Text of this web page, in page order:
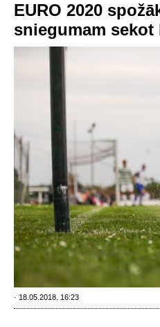
EURO 2020
sniegumam
· 18.05.2018. 16:23